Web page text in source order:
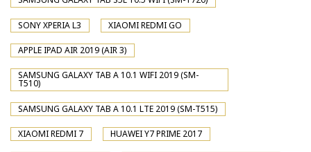
SONY XPERIA L3 XIAOMI REDMI GO
APPLE IPAD AIR 2019 (AIR 3)
SAMSUNG GALAXY TAB A 10.1 WIFI 2019 (SM-
T510)
SAMSUNG GALAXY TAB A 10.1 LTE 2019 (SM-T515)
XIAOMI REDMI 7 HUAWEI Y7 PRIME 2017